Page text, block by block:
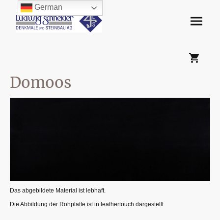
Domoos
Das abgebildete Material ist lebhaft.
Die Abbildung der Rohplatte ist in leathertouch dargestellt.
German